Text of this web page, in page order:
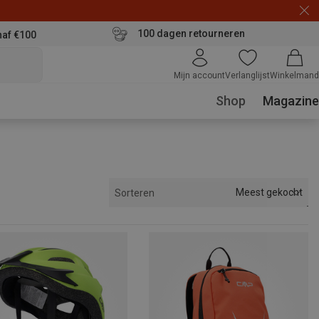
€100 100 dagen retourneren
Mijn accountVerlanglijstWinkelmand
Shop Magazine
Sorteren Meest gekocht